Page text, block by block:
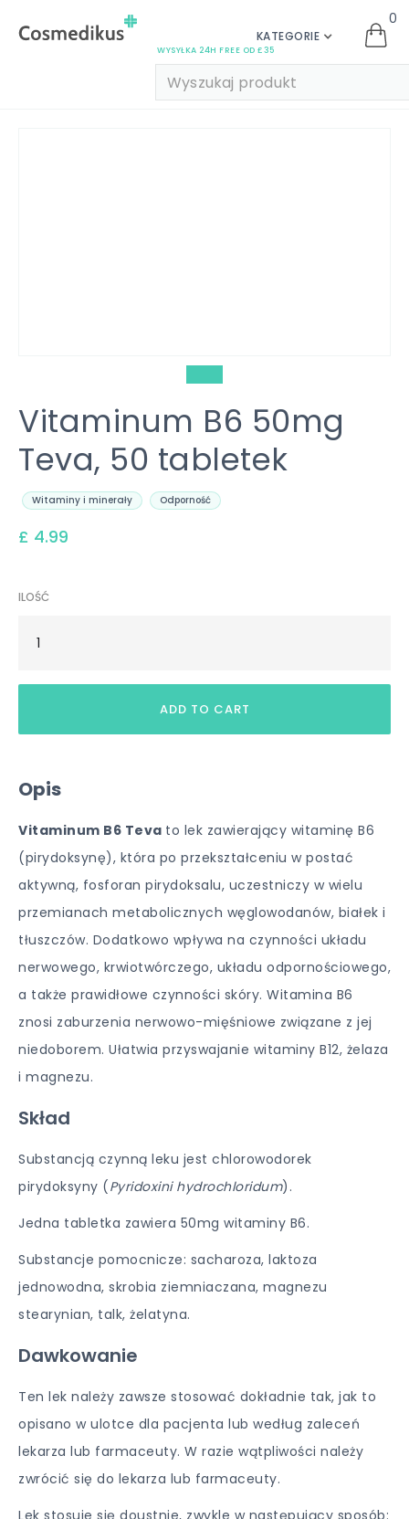
WYSYŁKA 24H FREE OD £35
KATEGORIE
0
Vitaminum B6 50mg
Teva, 50 tabletek
Witaminy i minerały Odporność
£ 4.99
ILOŚĆ
Opis
Vitaminum B6 Teva to lek zawierający witaminę B6
(pirydoksynę), która po przekształceniu w postać
aktywną, fosforan pirydoksalu, uczestniczy w wielu
przemianach metabolicznych węglowodanów, białek i
tłuszczów. Dodatkowo wpływa na czynności układu
nerwowego, krwiotwórczego, układu odpornościowego,
a także prawidłowe czynności skóry. Witamina B6
znosi zaburzenia nerwowo-mięśniowe związane z jej
niedoborem. Ułatwia przyswajanie witaminy B12, żelaza
i magnezu.
Skład
Substancją czynną leku jest chlorowodorek
pirydoksyny (Pyridoxini hydrochloridum).
Jedna tabletka zawiera 50mg witaminy B6.
Substancje pomocnicze: sacharoza, laktoza
jednowodna, skrobia ziemniaczana, magnezu
stearynian, talk, żelatyna.
Dawkowanie
Ten lek należy zawsze stosować dokładnie tak, jak to
opisano w ulotce dla pacjenta lub według zaleceń
lekarza lub farmaceuty. W razie wątpliwości należy
zwrócić się do lekarza lub farmaceuty.
Lek stosuje się doustnie, zwykle w następujący sposób: